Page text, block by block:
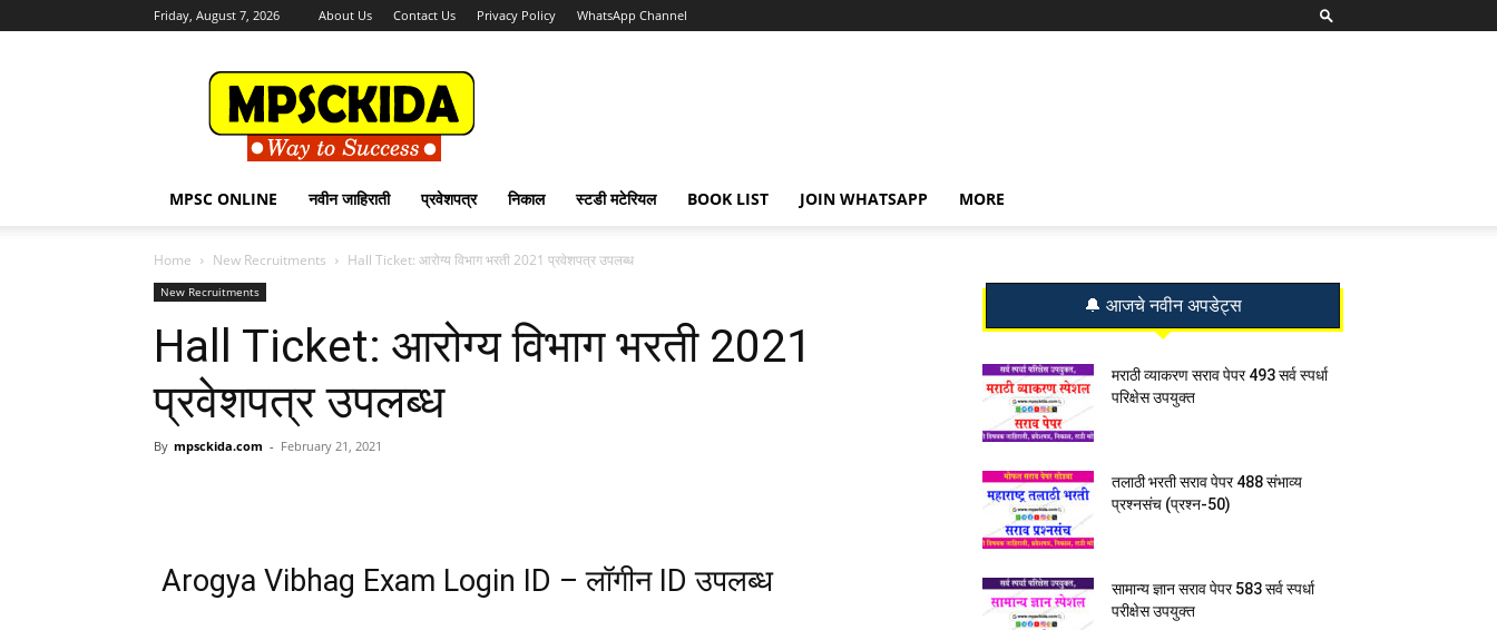
Friday, August 7, 2026 About Us Contact Us Privacy Policy WhatsApp Channel
MPSCKida.com
सर्व
नवीन
जाहिराती
Letest
Jobs
MPSC ONLINE नवीन जाहिराती प्रवेशपत्र निकाल स्टडी मटेरियल BOOK LIST JOIN WHATSAPP MORE
Home New Recruitments Hall Ticket: आरोग्य विभाग भरती 2021 प्रवेशपत्र उपलब्ध
New Recruitments
Hall Ticket: आरोग्य विभाग भरती 2021
प्रवेशपत्र उपलब्ध
By mpsckida.com - February 21, 2021
Arogya Vibhag Exam Login ID – लॉगीन ID उपलब्ध
🔔 आजचे नवीन अपडेट्स
मराठी व्याकरण सराव पेपर 493 सर्व स्पर्धा
परिक्षेस उपयुक्त
तलाठी भरती सराव पेपर 488 संभाव्य
प्रश्नसंच (प्रश्न-50)
सामान्य ज्ञान सराव पेपर 583 सर्व स्पर्धा
परीक्षेस उपयुक्त